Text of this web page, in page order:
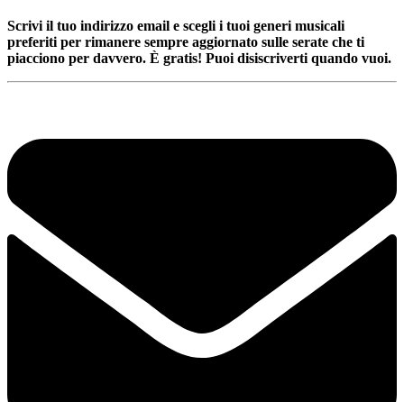
Scrivi il tuo indirizzo email e scegli i tuoi generi musicali
preferiti per rimanere sempre aggiornato sulle serate che ti
piacciono per davvero. È gratis! Puoi disiscriverti quando vuoi.